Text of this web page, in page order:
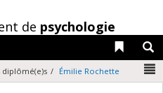
de psychologie
Liens
diplômé(e)s Émilie Rochette